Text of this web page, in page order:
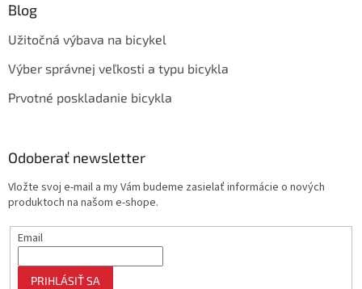
Blog
Užitočná výbava na bicykel
Výber správnej veľkosti a typu bicykla
Prvotné poskladanie bicykla
Odoberať newsletter
Vložte svoj e-mail a my Vám budeme zasielať informácie o nových
produktoch na našom e-shope.
Email
PRIHLÁSIŤ SA